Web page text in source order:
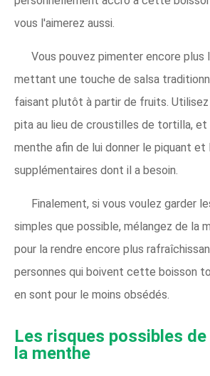
vous l'aimerez aussi.
Vous pouvez pimenter encore plus
mettant une touche de salsa
faisant plutôt à partir de fruits.
pita au lieu de croustilles de tortilla, et
menthe afin de lui donner le piquant et
supplémentaires dont il a besoin.
Finalement, si vous voulez garder
simples que possible, mélangez de la
pour la rendre encore plus
personnes qui boivent cette boisson
en sont pour le moins obsédés.
Les risques possibles
la menthe